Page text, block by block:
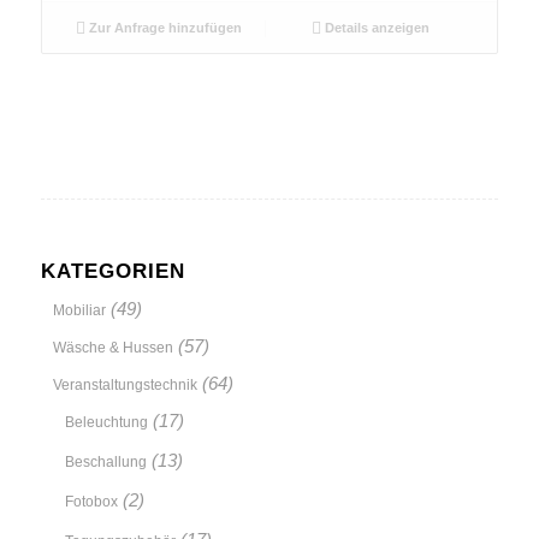
Zur Anfrage hinzufügen Details anzeigen
KATEGORIEN
Mobiliar (49)
Wäsche & Hussen (57)
Veranstaltungstechnik (64)
Beleuchtung (17)
Beschallung (13)
Fotobox (2)